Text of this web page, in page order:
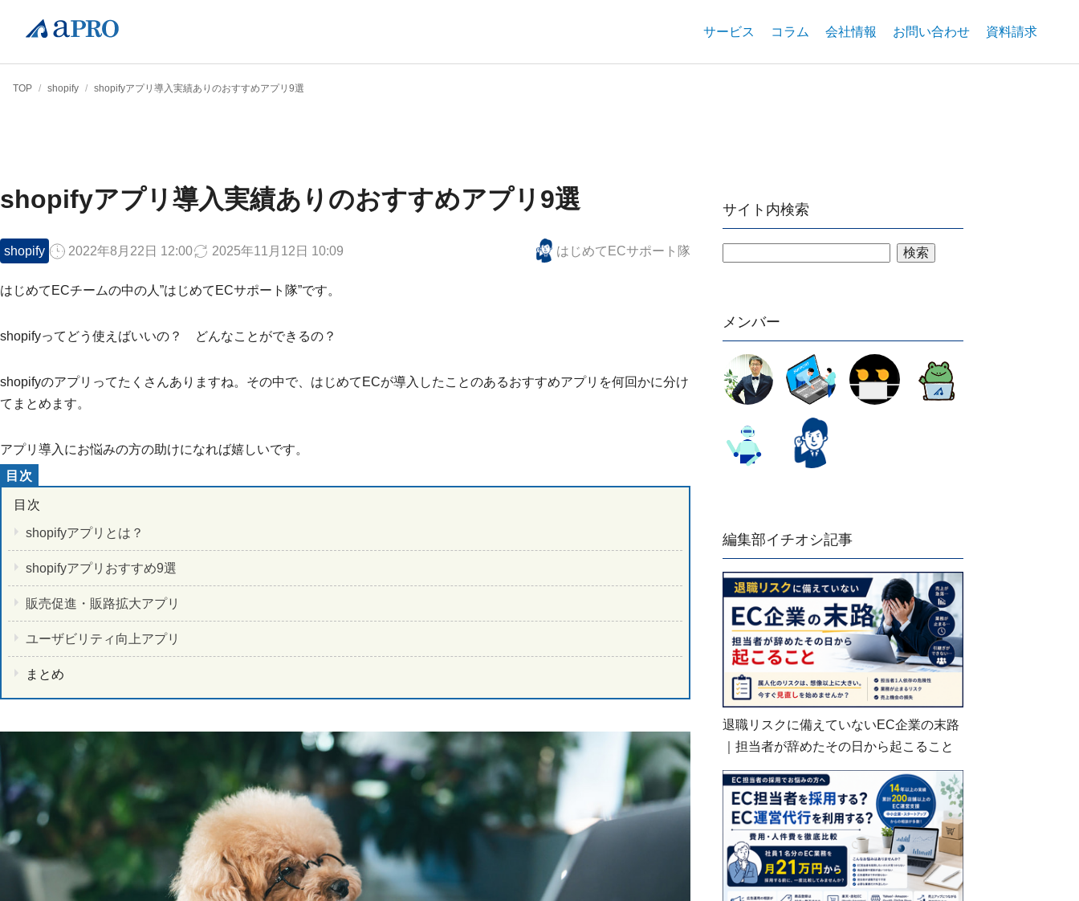
サービス コラム 会社情報 お問い合わせ 資料請求
TOP / shopify / shopifyアプリ導入実績ありのおすすめアプリ9選
shopifyアプリ導入実績ありのおすすめアプリ9選
shopify 2022年8月22日 12:00 2025年11月12日 10:09 はじめてECサポート隊
はじめてECチームの中の人”はじめてECサポート隊”です。
shopifyってどう使えばいいの？ どんなことができるの？
shopifyのアプリってたくさんありますね。その中で、はじめてECが導入したことのあるおすすめアプリを何回かに分け
てまとめます。
アプリ導入にお悩みの方の助けになれば嬉しいです。
shopifyアプリとは？
shopifyアプリおすすめ9選
販売促進・販路拡大アプリ
ユーザビリティ向上アプリ
まとめ
サイト内検索
検索
メンバー
編集部イチオシ記事
退職リスクに備えていないEC企業の末路
｜担当者が辞めたその日から起こること